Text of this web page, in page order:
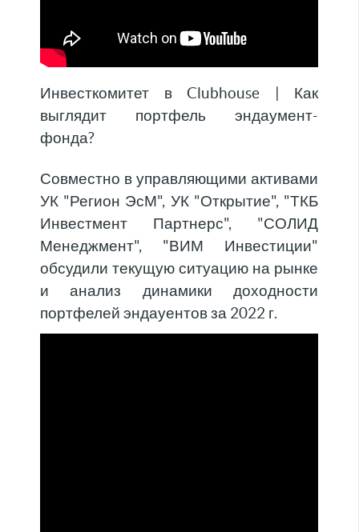
Инвесткомитет в Clubhouse | Как
выглядит портфель эндаумент-
фонда?
Совместно в управляющими активами
УК "Регион ЭсМ", УК "Открытие", "ТКБ
Инвестмент Партнерс", "СОЛИД
Менеджмент", "ВИМ Инвестиции"
обсудили текущую ситуацию на рынке
и анализ динамики доходности
портфелей эндауентов за 2022 г.